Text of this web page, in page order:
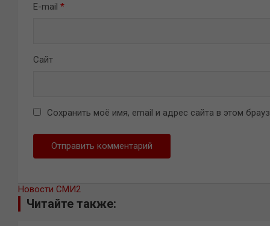
E-mail *
Сайт
Сохранить моё имя, email и адрес сайта в этом
Новости СМИ2
Читайте также: